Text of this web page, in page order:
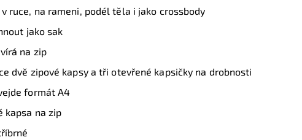
ruce, na rameni, podél těla i jako crossbody
jako sak
na zip
dvě zipové kapsy a tři otevřené kapsičky na drobnosti
formát A4
kapsa na zip